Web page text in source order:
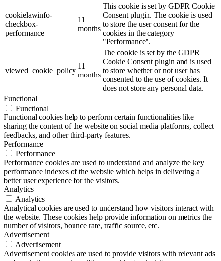
cookielawinfo-
checkbox-
performance
11
months
This cookie is set by GDPR Cookie
Consent plugin. The cookie is used
to store the user consent for the
cookies in the category
"Performance".
viewed_cookie_policy
11
months
The cookie is set by the GDPR
Cookie Consent plugin and is used
to store whether or not user has
consented to the use of cookies. It
does not store any personal data.
Functional
Functional
Functional cookies help to perform certain functionalities like
sharing the content of the website on social media platforms, collect
feedbacks, and other third-party features.
Performance
Performance
Performance cookies are used to understand and analyze the key
performance indexes of the website which helps in delivering a
better user experience for the visitors.
Analytics
Analytics
Analytical cookies are used to understand how visitors interact with
the website. These cookies help provide information on metrics the
number of visitors, bounce rate, traffic source, etc.
Advertisement
Advertisement
Advertisement cookies are used to provide visitors with relevant ads